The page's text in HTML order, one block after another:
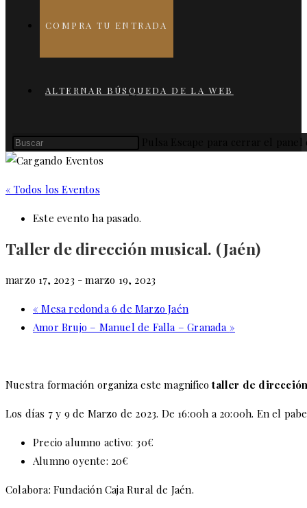
COMPRA TU ENTRADA
ALTERNAR BÚSQUEDA DE LA WEB
Pulsa Escape para cerrar el
« Todos los Eventos
Este evento ha pasado.
Taller de dirección musical. (Jaén)
marzo 17, 2023 -marzo 19, 2023
« Mesa redonda 6 de Marzo Jaén
Amor Brujo – Manuel de Falla – Granada »
Nuestra formación organiza este magnificotaller de
Los días 7 y 9 de Marzo de 2023. De 16:00h a 20:00h. En el
Precio alumno activo: 30€
Alumno oyente: 20€
Colabora: Fundación Caja Rural de Jaén.